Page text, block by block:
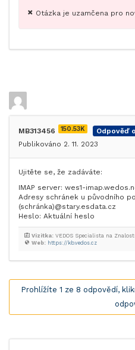
Otázka je uzamčena pro
MB313456 150.53K
Odpověď
Publikováno 2. 11. 2023
Ujitěte se, že zadáváte:
IMAP server: wes1-
Adresy schránek u původního
(schránka)@stary.esdata.cz
Heslo: Aktuální heslo
Web: https://kb.vedos.cz
Vizitka: VEDOS Specialista na
Prohlížíte 1 ze 8 odpovědí,